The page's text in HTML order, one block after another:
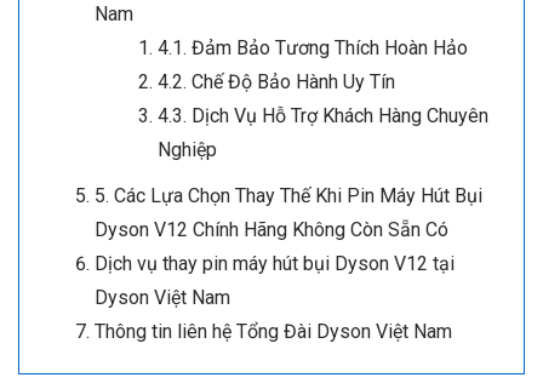
Nam
4.1. Đảm Bảo Tương Thích Hoàn Hảo
4.2. Chế Độ Bảo Hành Uy Tín
4.3. Dịch Vụ Hỗ Trợ Khách Hàng Chuyên
Nghiệp
5. Các Lựa Chọn Thay Thế Khi Pin Máy Hút Bụi
Dyson V12 Chính Hãng Không Còn Sẵn Có
Dịch vụ thay pin máy hút bụi Dyson V12 tại
Dyson Việt Nam
Thông tin liên hệ Tổng Đài Dyson Việt Nam